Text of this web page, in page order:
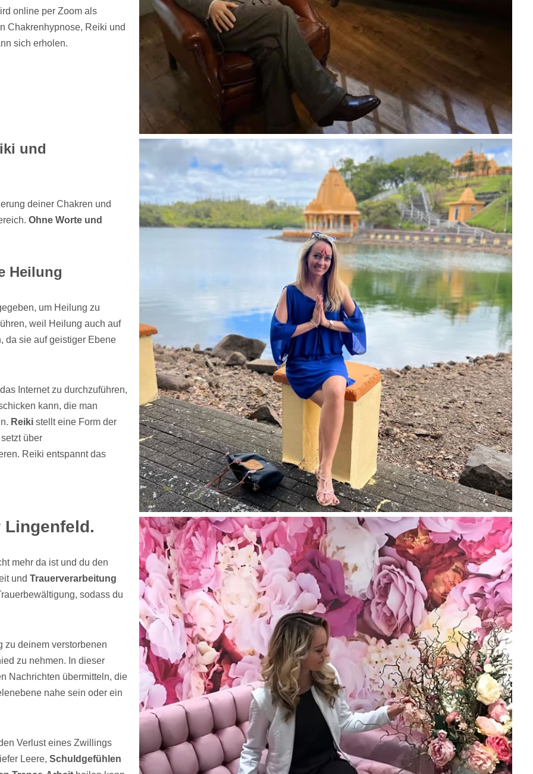
online per Zoom als
Chakrenhypnose, Reiki und
sich erholen.
und
deiner Chakren und
Ohne Worte und
Heilung
um Heilung zu
weil Heilung auch auf
da sie auf geistiger Ebene
Internet zu durchzuführen,
kann, die man
Reiki stellt eine Form der
über
Reiki entspannt das
Lingenfeld.
mehr da ist und du den
und Trauerverarbeitung
sodass du
zu deinem verstorbenen
zu nehmen. In dieser
Nachrichten übermitteln, die
nahe sein oder ein
Verlust eines Zwillings
Leere, Schuldgefühlen